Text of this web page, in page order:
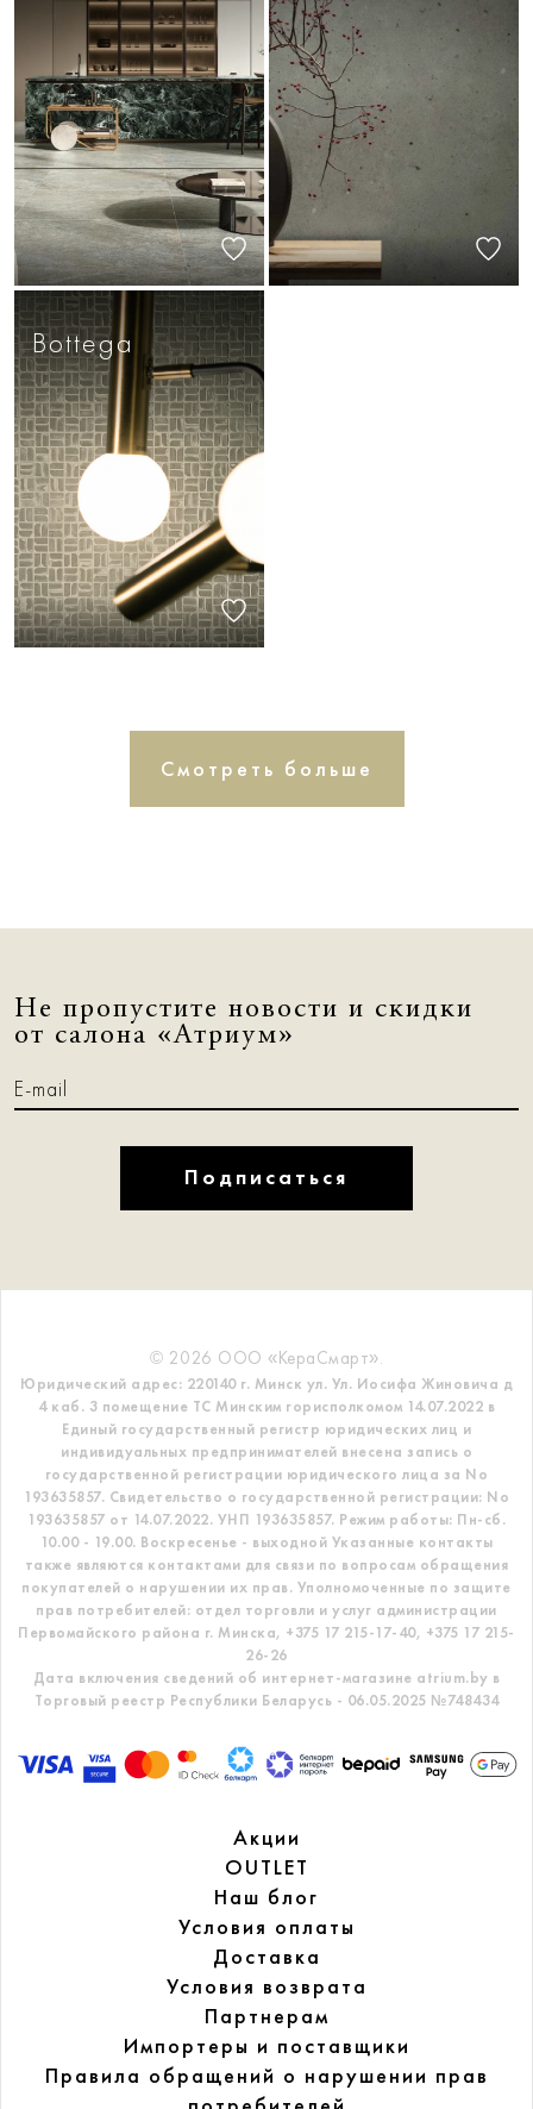
Bottega
Смотреть больше
Не пропустите новости и скидки
от салона «Атриум»
Подписаться
© 2026 ООО «КераСмарт».
Юридический адрес: 220140 г. Минск ул. Ул. Иосифа Жиновича д
4 каб. 3 помещение ТС Минским горисполкомом 14.07.2022 в
Единый государственный регистр юридических лиц и
индивидуальных предпринимателей внесена запись о
государственной регистрации юридического лица за No
193635857. Свидетельство о государственной регистрации: No
193635857 от 14.07.2022. УНП 193635857. Режим работы: Пн-сб.
10.00 - 19.00. Воскресенье - выходной Указанные контакты
также являются контактами для связи по вопросам обращения
покупателей о нарушении их прав. Уполномоченные по защите
прав потребителей: отдел торговли и услуг администрации
Первомайского района г. Минска, +375 17 215-17-40, +375 17 215-
26-26
Дата включения сведений об интернет-магазине atrium.by в
Торговый реестр Республики Беларусь - 06.05.2025 №748434
Акции
OUTLET
Наш блог
Условия оплаты
Доставка
Условия возврата
Партнерам
Импортеры и поставщики
Правила обращений о нарушении прав